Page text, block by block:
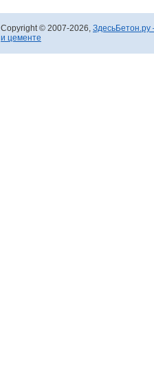
Copyright © 2007-2026,
и цементе